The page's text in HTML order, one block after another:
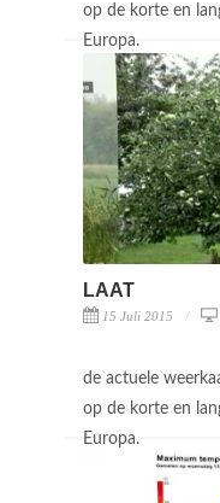
op de korte en
Europa.
LAAT
15 Juli 2015
de actuele
op de korte en
Europa.